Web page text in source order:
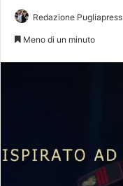
Redazione Pugliapress
Meno di un minuto